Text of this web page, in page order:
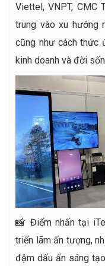
Viettel, VNPT, CMC
trung vào xu hướng
cũng như cách thức
kinh doanh và đời
📸 Điểm nhấn tại
triển lãm ấn tượng,
đậm dấu ấn sáng